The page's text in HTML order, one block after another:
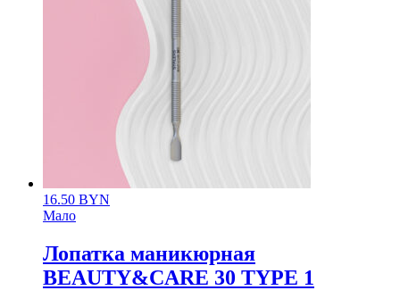
16.50 BYN
Мало
Лопатка маникюрная
BEAUTY&CARE 30 TYPE 1